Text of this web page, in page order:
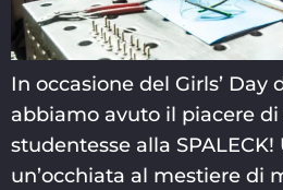
In occasione del Girls’ Day
abbiamo avuto il piacere
studentesse alla
un’occhiata al mestiere di